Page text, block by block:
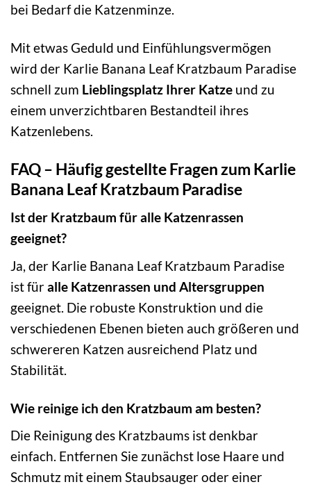
bei Bedarf die Katzenminze.
Mit etwas Geduld und Einfühlungsvermögen
wird der Karlie Banana Leaf Kratzbaum Paradise
schnell zum Lieblingsplatz Ihrer Katze und zu
einem unverzichtbaren Bestandteil ihres
Katzenlebens.
FAQ – Häufig gestellte Fragen zum Karlie
Banana Leaf Kratzbaum Paradise
Ist der Kratzbaum für alle Katzenrassen
geeignet?
Ja, der Karlie Banana Leaf Kratzbaum Paradise
ist füralle Katzenrassen und Altersgruppen
geeignet. Die robuste Konstruktion und die
verschiedenen Ebenen bieten auch größeren und
schwereren Katzen ausreichend Platz und
Stabilität.
Wie reinige ich den Kratzbaum am besten?
Die Reinigung des Kratzbaums ist denkbar
einfach. Entfernen Sie zunächst lose Haare und
Schmutz mit einem Staubsauger oder einer